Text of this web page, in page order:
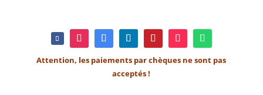
Attention, les paiements par chèques ne sont pas
acceptés !